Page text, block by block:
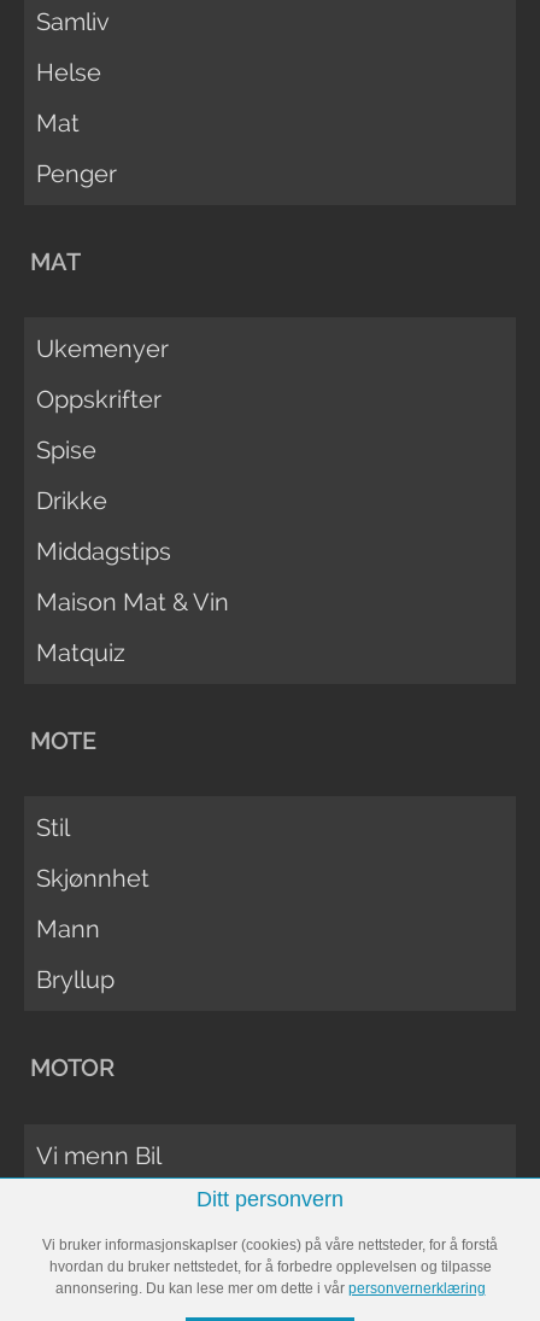
Samliv
Helse
Mat
Penger
MAT
Ukemenyer
Oppskrifter
Spise
Drikke
Middagstips
Maison Mat & Vin
Matquiz
MOTE
Stil
Skjønnhet
Mann
Bryllup
MOTOR
Vi menn Bil
Vi Menn Båt
Ditt personvern
Vi bruker informasjonskaplser (cookies) på våre nettsteder, for å forstå
hvordan du bruker nettstedet, for å forbedre opplevelsen og tilpasse
annonsering. Du kan lese mer om dette i vår personvernerklæring